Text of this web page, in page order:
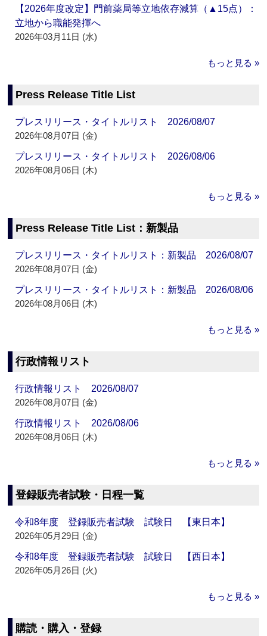
【2026年度改定】門前薬局等立地依存減算（▲15点）：
立地から職能発揮へ
2026年03月11日 (水)
もっと見る »
Press Release Title List
プレスリリース・タイトルリスト 2026/08/07
2026年08月07日 (金)
プレスリリース・タイトルリスト 2026/08/06
2026年08月06日 (木)
もっと見る »
Press Release Title List：新製品
プレスリリース・タイトルリスト：新製品 2026/08/07
2026年08月07日 (金)
プレスリリース・タイトルリスト：新製品 2026/08/06
2026年08月06日 (木)
もっと見る »
行政情報リスト
行政情報リスト 2026/08/07
2026年08月07日 (金)
行政情報リスト 2026/08/06
2026年08月06日 (木)
もっと見る »
登録販売者試験・日程一覧
令和8年度 登録販売者試験 試験日 【東日本】
2026年05月29日 (金)
令和8年度 登録販売者試験 試験日 【西日本】
2026年05月26日 (火)
もっと見る »
購読・購入・登録